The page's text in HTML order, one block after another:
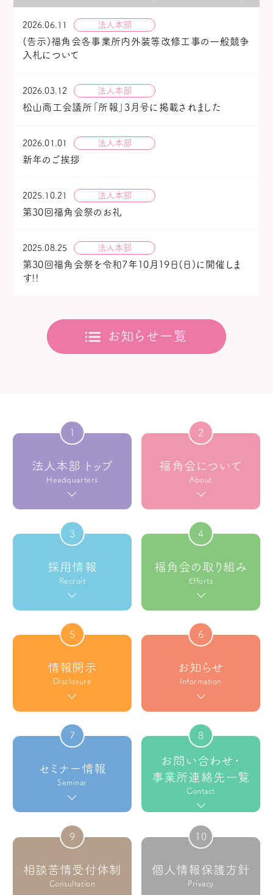
1
法人本部 トップ
Headquarters
2
福角会について
About
3
採用情報
Recruit
4
福角会の取り組み
Efforts
5
情報開示
Disclosure
6
お知らせ
Information
7
セミナー情報
Seminar
8
お問い合わせ・
事業所連絡先一覧
Contact
9
相談苦情受付体制
Consultation
10
個人情報保護方針
Privacy
2026.06.11 法人本部
(告示)福角会各事業所内外装等改修工事の一般競争
入札について
2026.03.12 法人本部
松山商工会議所「所報」3月号に掲載されました
2026.01.01 法人本部
新年のご挨拶
2025.10.21 法人本部
第30回福角会祭のお礼
2025.08.25 法人本部
第30回福角会祭を令和7年10月19日(日)に開催しま
す!!
お知らせ一覧